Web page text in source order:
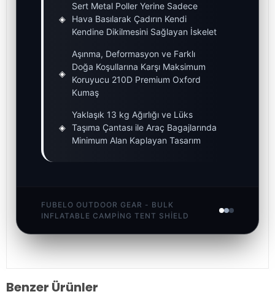
◈
Sert Metal Poller Yerine Sadece
Hava Basılarak Çadırın Kendi
Kendine Dikilmesini Sağlayan İskelet
◈
Aşınma, Deformasyon ve Farklı
Doğa Koşullarına Karşı Maksimum
Koruyucu 210D Premium Oxford
Kumaş
◈
Yaklaşık 13 kg Ağırlığı ve Lüks
Taşıma Çantası ile Araç Bagajlarında
Minimum Alan Kaplayan Tasarım
FUBELO OUTDOOR GEAR - BULK
INFLATABLE CAMPING TENT SHIELD
Benzer Ürünler